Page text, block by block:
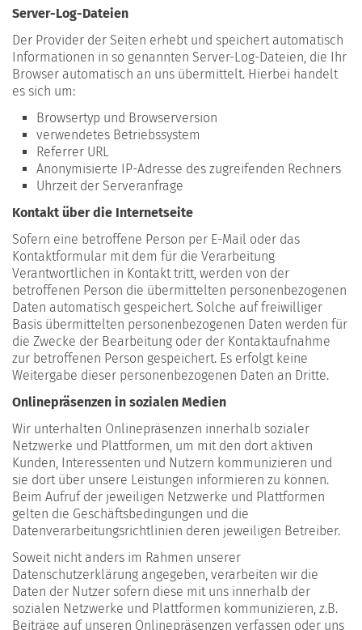
Server-Log-Dateien
Der Provider der Seiten erhebt und speichert automatisch
Informationen in so genannten Server-Log-Dateien, die Ihr
Browser automatisch an uns übermittelt. Hierbei handelt
es sich um:
Browsertyp und Browserversion
verwendetes Betriebssystem
Referrer URL
Anonymisierte IP-Adresse des zugreifenden Rechners
Uhrzeit der Serveranfrage
Kontakt über die Internetseite
Sofern eine betroffene Person per E-Mail oder das
Kontaktformular mit dem für die Verarbeitung
Verantwortlichen in Kontakt tritt, werden von der
betroffenen Person die übermittelten personenbezogenen
Daten automatisch gespeichert. Solche auf freiwilliger
Basis übermittelten personenbezogenen Daten werden für
die Zwecke der Bearbeitung oder der Kontaktaufnahme
zur betroffenen Person gespeichert. Es erfolgt keine
Weitergabe dieser personenbezogenen Daten an Dritte.
Onlinepräsenzen in sozialen Medien
Wir unterhalten Onlinepräsenzen innerhalb sozialer
Netzwerke und Plattformen, um mit den dort aktiven
Kunden, Interessenten und Nutzern kommunizieren und
sie dort über unsere Leistungen informieren zu können.
Beim Aufruf der jeweiligen Netzwerke und Plattformen
gelten die Geschäftsbedingungen und die
Datenverarbeitungsrichtlinien deren jeweiligen Betreiber.
Soweit nicht anders im Rahmen unserer
Datenschutzerklärung angegeben, verarbeiten wir die
Daten der Nutzer sofern diese mit uns innerhalb der
sozialen Netzwerke und Plattformen kommunizieren, z.B.
Beiträge auf unseren Onlinepräsenzen verfassen oder uns